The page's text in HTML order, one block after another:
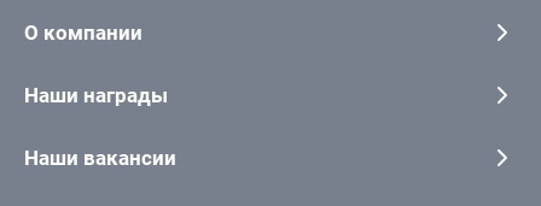
О компании
Наши награды
Наши вакансии